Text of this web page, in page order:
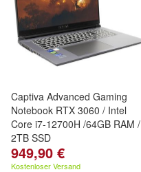
Captiva Advanced Gaming
Notebook RTX 3060 / Intel
Core i7-12700H /64GB RAM /
2TB SSD
949,90 €
Kostenloser Versand